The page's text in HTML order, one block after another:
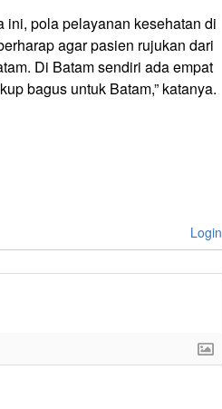
ini, pola pelayanan kesehatan di
agar pasien rujukan dari
Di Batam sendiri ada empat
bagus untuk Batam,” katanya.
Login